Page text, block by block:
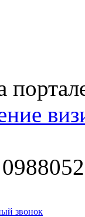
звонок